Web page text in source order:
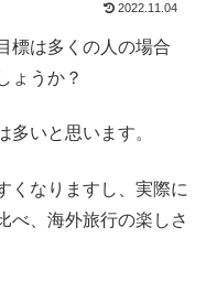
2022.11.04
標は多くの人の場合
ょうか？
いと思います。
くなりますし、実際に
べ、海外旅行の楽しさ